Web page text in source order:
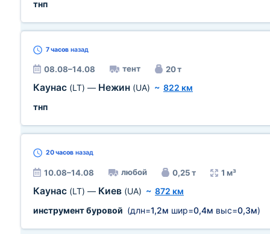
тнп
7 часов назад
08.08–14.08 тент 20 т
Каунас (LT) — Нежин (UA) ~ 822 км
тнп
20 часов назад
10.08–14.08 любой 0,25 т 1 м³
Каунас (LT) — Киев (UA) ~ 872 км
инструмент буровой (длн=1,2м шир=0,4м выс=0,3м)